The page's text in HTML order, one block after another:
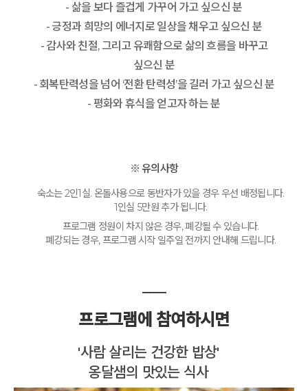
- 삶을 보다 즐겁게 가꾸어 가고 싶으신 분
- 긍정과 희망의 에너지로 일상을 채우고 싶으신 분
- 감사와 친절, 그리고 유쾌함으로 삶의 흐름을 바꾸고
싶으신 분
- 회복탄력성을 넘어 ‘전환 탄력성’을 길러 가고 싶으신 분
- 평화와 휴식을 얻고자 하는 분
※ 유의사항
숙소는 2인1실. 온돌사용으로 동반자가 있을 경우 우선 배정됩니다.
1인실 5만원 추가 됩니다.
프로그램 정원이 차지 않은 경우, 폐강될 수 있습니다.
폐강되는 경우, 프로그램 시작 일주일 전까지 안내해 드립니다.
프로그램에 참여하시면
'사람 살리는 건강한 밥상'
옹달샘의 맛있는 식사